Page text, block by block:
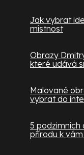
Jak vybrat
místnost
Obrazy
které udává
Malované
vybrat do
5 podzimních
přírodu k